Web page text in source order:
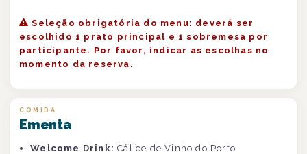
Seleção obrigatória do menu: deverá ser
escolhido 1 prato principal e 1 sobremesa por
participante. Por favor, indicar as escolhas no
momento da reserva.
COMIDA
Ementa
Welcome Drink:Cálice de Vinho do Porto